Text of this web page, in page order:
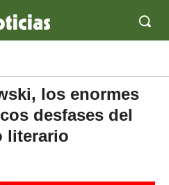
los enormes
desfases del
literario